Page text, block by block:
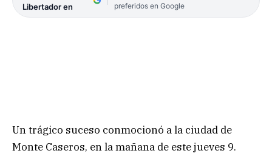
Libertador en
preferidos en Google
Un trágico suceso conmocionó a la ciudad de
Monte Caseros, en la mañana de este jueves 9.